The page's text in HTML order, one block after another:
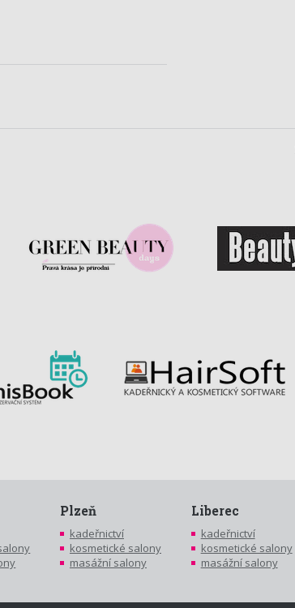
Plzeň
kadeřnictví
kosmetické salony
masážní salony
Liberec
kadeřnictví
kosmetické salony
masážní salony